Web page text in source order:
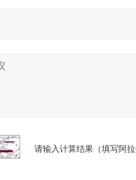
请输入计算结果（填写阿